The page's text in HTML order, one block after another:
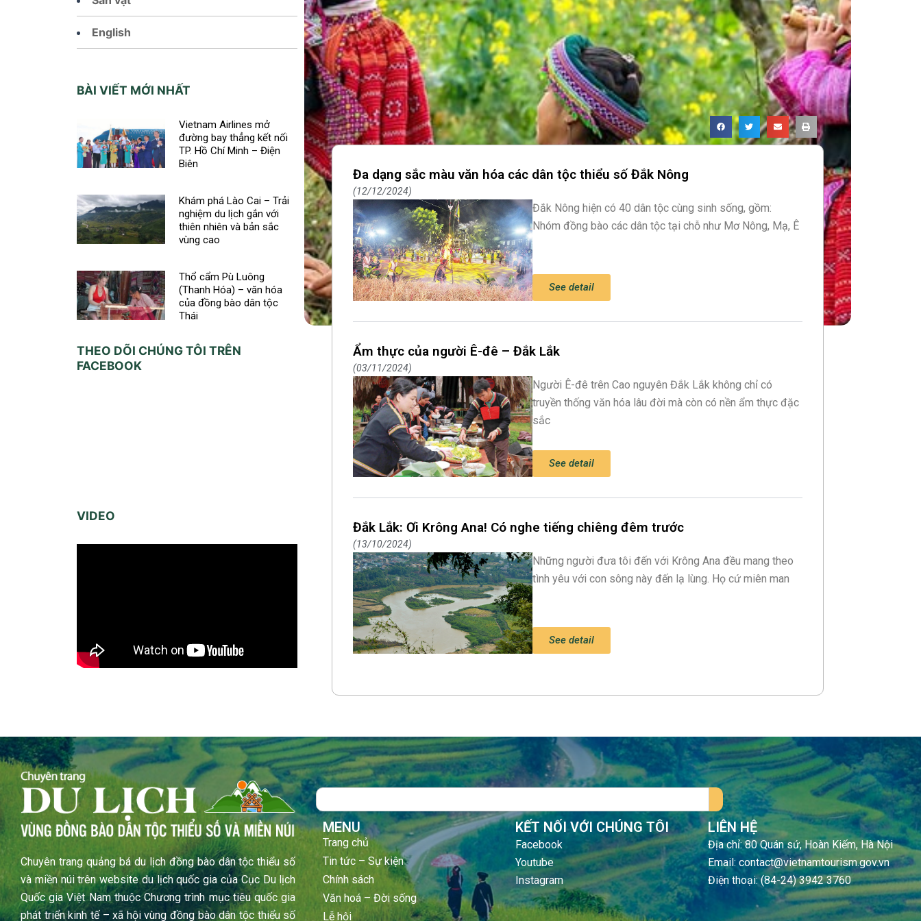
English
BÀI VIẾT MỚI NHẤT
Vietnam Airlines mở
đường bay thẳng kết nối
TP. Hồ Chí Minh – Điện
Biên
Khám phá Lào Cai – Trải
nghiệm du lịch gắn với
thiên nhiên và bản sắc
vùng cao
Thổ cẩm Pù Luông
(Thanh Hóa) – văn hóa
của đồng bào dân tộc
Thái
THEO DÕI CHÚNG TÔI TRÊN
FACEBOOK
VIDEO
Đa dạng sắc màu văn hóa các dân tộc thiểu số Đắk Nông
12/12/2024
Đắk Nông hiện có 40 dân tộc cùng sinh sống, gồm:
Nhóm đồng bào các dân tộc tại chỗ như Mơ Nông, Mạ, Ê
See detail
Ẩm thực của người Ê-đê – Đắk Lắk
03/11/2024
Người Ê-đê trên Cao nguyên Đắk Lắk không chỉ có
truyền thống văn hóa lâu đời mà còn có nền ẩm thực đặc
sắc
See detail
Đắk Lắk: Ơi Krông Ana! Có nghe tiếng chiêng đêm trước
13/10/2024
Những người đưa tôi đến với Krông Ana đều mang theo
tình yêu với con sông này đến lạ lùng. Họ cứ miên man
See detail
Chuyên trang quảng bá du lịch đồng bào dân tộc thiểu số
và miền núi trên website du lịch quốc gia của Cục Du lịch
Quốc gia Việt Nam thuộc Chương trình mục tiêu quốc gia
phát triển kinh tế – xã hội vùng đồng bào dân tộc thiểu số
Search
MENU
Trang chủ
Tin tức – Sự kiện
Chính sách
Văn hoá – Đời sống
Lễ hội
KẾT NỐI VỚI CHÚNG TÔI
Facebook
Youtube
Instagram
LIÊN HỆ
Địa chỉ: 80 Quán sứ, Hoàn Kiếm, Hà Nội
Email: contact@vietnamtourism.gov.vn
Điện thoại: (84-24) 3942 3760